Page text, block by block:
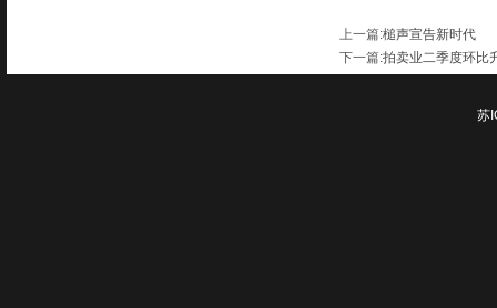
上一篇:槌声宣告新时代
下一篇:拍卖业二季度环比
苏